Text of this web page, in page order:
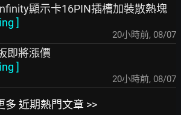
顯示卡16PIN插槽加裝散熱塊
]
20小時前, 08/07
即將漲價
]
20小時前, 08/07
多 近期熱門文章 >>